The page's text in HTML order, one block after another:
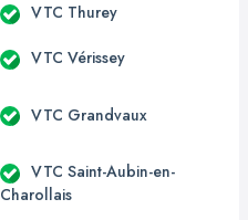
VTC Thurey
VTC Vérissey
VTC Grandvaux
VTC Saint-Aubin-en-
Charollais